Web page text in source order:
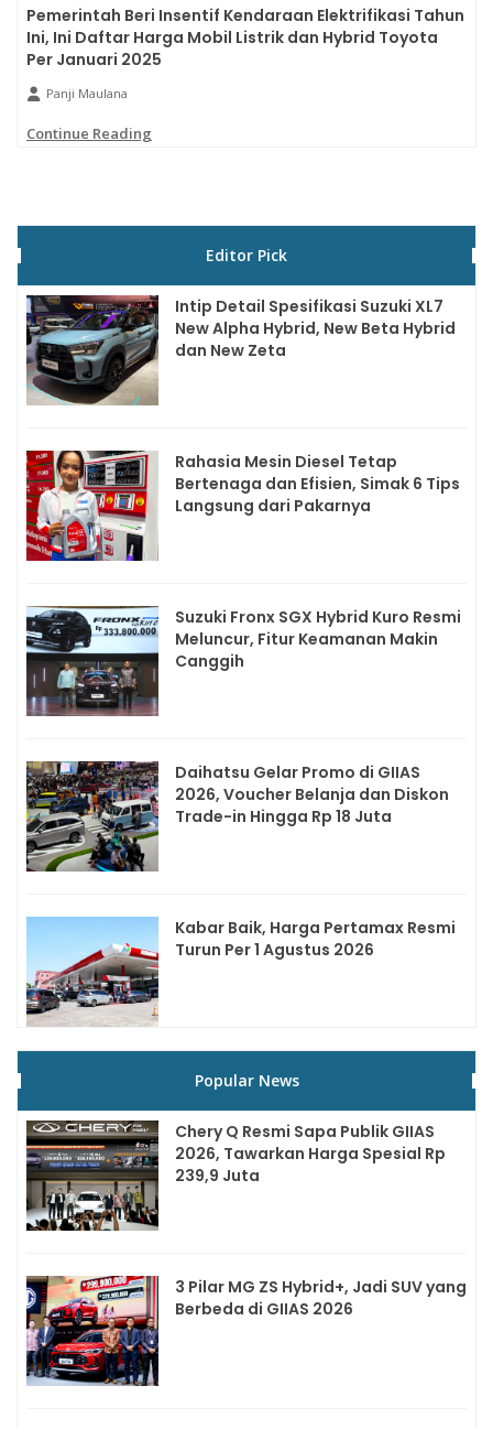
Pemerintah Beri Insentif Kendaraan Elektrifikasi Tahun
Ini, Ini Daftar Harga Mobil Listrik dan Hybrid Toyota
Per Januari 2025
Panji Maulana
Continue Reading
Editor Pick
Intip Detail Spesifikasi Suzuki XL7
New Alpha Hybrid, New Beta Hybrid
dan New Zeta
Rahasia Mesin Diesel Tetap
Bertenaga dan Efisien, Simak 6 Tips
Langsung dari Pakarnya
Suzuki Fronx SGX Hybrid Kuro Resmi
Meluncur, Fitur Keamanan Makin
Canggih
Daihatsu Gelar Promo di GIIAS
2026, Voucher Belanja dan Diskon
Trade-in Hingga Rp 18 Juta
Kabar Baik, Harga Pertamax Resmi
Turun Per 1 Agustus 2026
Popular News
Chery Q Resmi Sapa Publik GIIAS
2026, Tawarkan Harga Spesial Rp
239,9 Juta
3 Pilar MG ZS Hybrid+, Jadi SUV yang
Berbeda di GIIAS 2026